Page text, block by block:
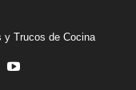
y Trucos de Cocina